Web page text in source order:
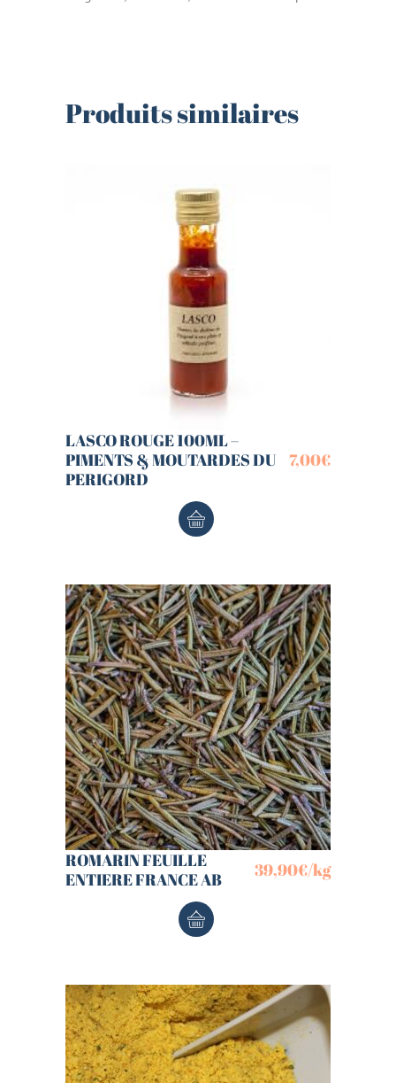
Produits similaires
LASCO ROUGE 100ML –
PIMENTS & MOUTARDES DU
PERIGORD
7,00€
ROMARIN FEUILLE
ENTIERE FRANCE AB
39,90€/kg